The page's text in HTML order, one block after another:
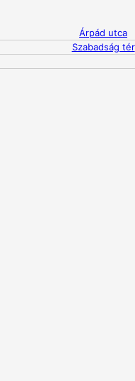
Árpád utca
Szabadság tér